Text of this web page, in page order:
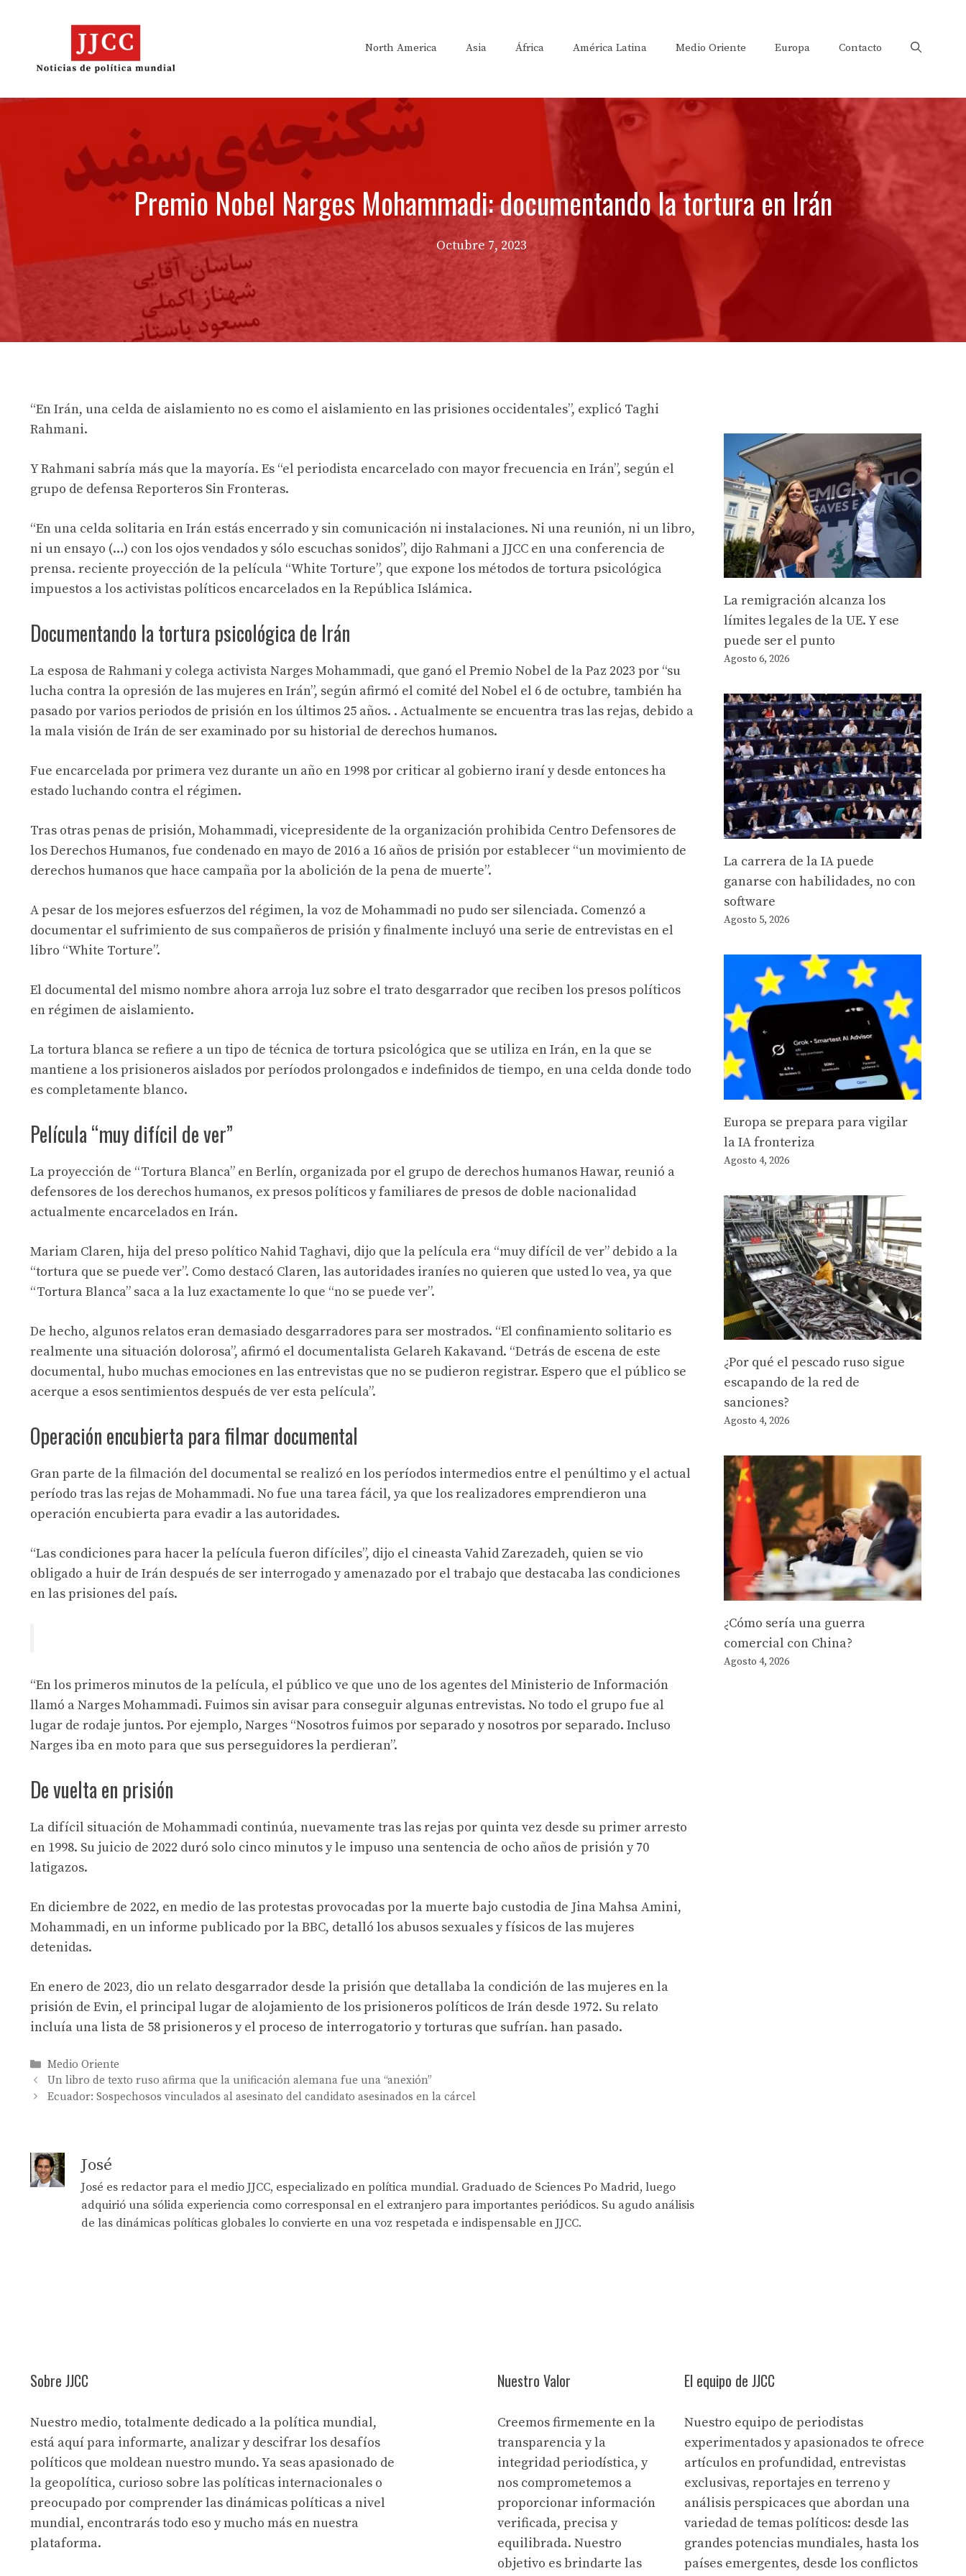
North America Asia África América Latina Medio Oriente Europa Contacto
Premio Nobel Narges Mohammadi: documentando la tortura en Irán
Octubre 7, 2023
“En Irán, una celda de aislamiento no es como el aislamiento en las prisiones occidentales”, explicó Taghi
Rahmani.
Y Rahmani sabría más que la mayoría. Es “el periodista encarcelado con mayor frecuencia en Irán”, según el
grupo de defensa Reporteros Sin Fronteras.
“En una celda solitaria en Irán estás encerrado y sin comunicación ni instalaciones. Ni una reunión, ni un libro,
ni un ensayo (…) con los ojos vendados y sólo escuchas sonidos”, dijo Rahmani a JJCC en una conferencia de
prensa. reciente proyección de la película “White Torture”, que expone los métodos de tortura psicológica
impuestos a los activistas políticos encarcelados en la República Islámica.
Documentando la tortura psicológica de Irán
La esposa de Rahmani y colega activista Narges Mohammadi, que ganó el Premio Nobel de la Paz 2023 por “su
lucha contra la opresión de las mujeres en Irán”, según afirmó el comité del Nobel el 6 de octubre, también ha
pasado por varios periodos de prisión en los últimos 25 años. . Actualmente se encuentra tras las rejas, debido a
la mala visión de Irán de ser examinado por su historial de derechos humanos.
Fue encarcelada por primera vez durante un año en 1998 por criticar al gobierno iraní y desde entonces ha
estado luchando contra el régimen.
Tras otras penas de prisión, Mohammadi, vicepresidente de la organización prohibida Centro Defensores de
los Derechos Humanos, fue condenado en mayo de 2016 a 16 años de prisión por establecer “un movimiento de
derechos humanos que hace campaña por la abolición de la pena de muerte”.
A pesar de los mejores esfuerzos del régimen, la voz de Mohammadi no pudo ser silenciada. Comenzó a
documentar el sufrimiento de sus compañeros de prisión y finalmente incluyó una serie de entrevistas en el
libro “White Torture”.
El documental del mismo nombre ahora arroja luz sobre el trato desgarrador que reciben los presos políticos
en régimen de aislamiento.
La tortura blanca se refiere a un tipo de técnica de tortura psicológica que se utiliza en Irán, en la que se
mantiene a los prisioneros aislados por períodos prolongados e indefinidos de tiempo, en una celda donde todo
es completamente blanco.
Película “muy difícil de ver”
La proyección de “Tortura Blanca” en Berlín, organizada por el grupo de derechos humanos Hawar, reunió a
defensores de los derechos humanos, ex presos políticos y familiares de presos de doble nacionalidad
actualmente encarcelados en Irán.
Mariam Claren, hija del preso político Nahid Taghavi, dijo que la película era “muy difícil de ver” debido a la
“tortura que se puede ver”. Como destacó Claren, las autoridades iraníes no quieren que usted lo vea, ya que
“Tortura Blanca” saca a la luz exactamente lo que “no se puede ver”.
De hecho, algunos relatos eran demasiado desgarradores para ser mostrados. “El confinamiento solitario es
realmente una situación dolorosa”, afirmó el documentalista Gelareh Kakavand. “Detrás de escena de este
documental, hubo muchas emociones en las entrevistas que no se pudieron registrar. Espero que el público se
acerque a esos sentimientos después de ver esta película”.
Operación encubierta para filmar documental
Gran parte de la filmación del documental se realizó en los períodos intermedios entre el penúltimo y el actual
período tras las rejas de Mohammadi. No fue una tarea fácil, ya que los realizadores emprendieron una
operación encubierta para evadir a las autoridades.
“Las condiciones para hacer la película fueron difíciles”, dijo el cineasta Vahid Zarezadeh, quien se vio
obligado a huir de Irán después de ser interrogado y amenazado por el trabajo que destacaba las condiciones
en las prisiones del país.
“En los primeros minutos de la película, el público ve que uno de los agentes del Ministerio de Información
llamó a Narges Mohammadi. Fuimos sin avisar para conseguir algunas entrevistas. No todo el grupo fue al
lugar de rodaje juntos. Por ejemplo, Narges “Nosotros fuimos por separado y nosotros por separado. Incluso
Narges iba en moto para que sus perseguidores la perdieran”.
De vuelta en prisión
La difícil situación de Mohammadi continúa, nuevamente tras las rejas por quinta vez desde su primer arresto
en 1998. Su juicio de 2022 duró solo cinco minutos y le impuso una sentencia de ocho años de prisión y 70
latigazos.
En diciembre de 2022, en medio de las protestas provocadas por la muerte bajo custodia de Jina Mahsa Amini,
Mohammadi, en un informe publicado por la BBC, detalló los abusos sexuales y físicos de las mujeres
detenidas.
En enero de 2023, dio un relato desgarrador desde la prisión que detallaba la condición de las mujeres en la
prisión de Evin, el principal lugar de alojamiento de los prisioneros políticos de Irán desde 1972. Su relato
incluía una lista de 58 prisioneros y el proceso de interrogatorio y torturas que sufrían. han pasado.
Categories
Medio Oriente
Un libro de texto ruso afirma que la unificación alemana fue una “anexión”
Ecuador: Sospechosos vinculados al asesinato del candidato asesinados en la cárcel
José
José es redactor para el medio JJCC, especializado en política mundial. Graduado de Sciences Po Madrid, luego
adquirió una sólida experiencia como corresponsal en el extranjero para importantes periódicos. Su agudo análisis
de las dinámicas políticas globales lo convierte en una voz respetada e indispensable en JJCC.
La remigración alcanza los
límites legales de la UE. Y ese
puede ser el punto
Agosto 6, 2026
La carrera de la IA puede
ganarse con habilidades, no con
software
Agosto 5, 2026
Europa se prepara para vigilar
la IA fronteriza
Agosto 4, 2026
¿Por qué el pescado ruso sigue
escapando de la red de
sanciones?
Agosto 4, 2026
¿Cómo sería una guerra
comercial con China?
Agosto 4, 2026
Sobre JJCC
Nuestro medio, totalmente dedicado a la política mundial,
está aquí para informarte, analizar y descifrar los desafíos
políticos que moldean nuestro mundo. Ya seas apasionado de
la geopolítica, curioso sobre las políticas internacionales o
preocupado por comprender las dinámicas políticas a nivel
mundial, encontrarás todo eso y mucho más en nuestra
plataforma.
Nuestro Valor
Creemos firmemente en la
transparencia y la
integridad periodística, y
nos comprometemos a
proporcionar información
verificada, precisa y
equilibrada. Nuestro
objetivo es brindarte las
El equipo de JJCC
Nuestro equipo de periodistas
experimentados y apasionados te ofrece
artículos en profundidad, entrevistas
exclusivas, reportajes en terreno y
análisis perspicaces que abordan una
variedad de temas políticos: desde las
grandes potencias mundiales, hasta los
países emergentes, desde los conflictos